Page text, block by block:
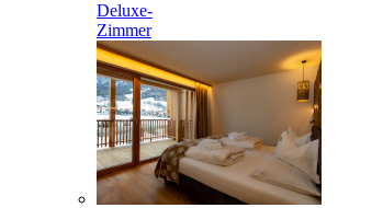
Deluxe-
Zimmer